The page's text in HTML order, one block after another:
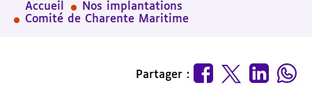
Accueil
Nos implantations
Comité de Charente Maritime
Partager :